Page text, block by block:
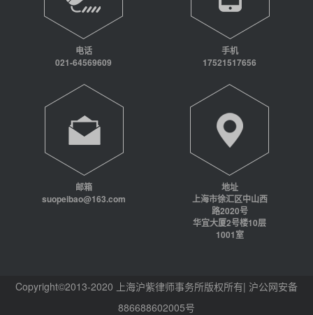
电话
021-64569609
手机
17521517656
邮箱
suopeibao@163.com
地址
上海市徐汇区中山西
路2020号
华宜大厦2号楼10层
1001室
Copyright©2013-2020 上海沪紫律师事务所版权所有| 沪公网安备
886688602005号